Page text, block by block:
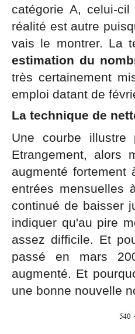
catégorie A, celui-
réalité est autre
vais le montrer. La
estimation du
très certainement
emploi datant de
La technique de
Une courbe illustre
Etrangement, alors
augmenté fortement
entrées mensuelles
continué de baisser
indiquer qu'au pire
assez difficile. Et
passé en mars
augmenté. Et
une bonne nouvelle